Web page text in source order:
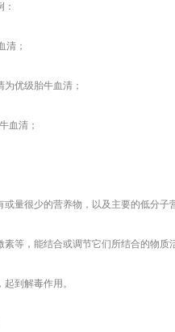
清；
为优级胎牛血清；
血清；
量很少的营养物，以及主要的低分子
等，能结合或调节它们所结合的物质
到解毒作用。